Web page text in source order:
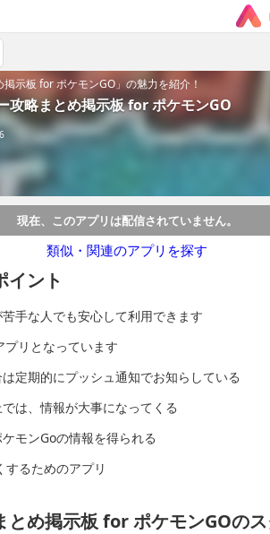
示板 for ポケモンGO」の魅力を紹介！
攻略まとめ掲示板 for ポケモンGO
現在、このアプリは配信されていません。
類似・関連のアプリを探す
イント
手な人でも安心して利用できます
リとなっています
定期的にプッシュ通知でお知らしている
は、情報が大事になってくる
モンGoの情報を得られる
るためのアプリ
とめ掲示板 for ポケモンGOの